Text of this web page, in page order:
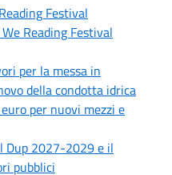
Festival
Reading Festival
per la messa in
della condotta idrica
per nuovi mezzi e
Dup 2027-2029 e il
pubblici